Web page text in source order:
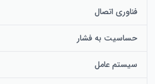
فناوری اتصال
حساسیت به فشار
سیستم عامل